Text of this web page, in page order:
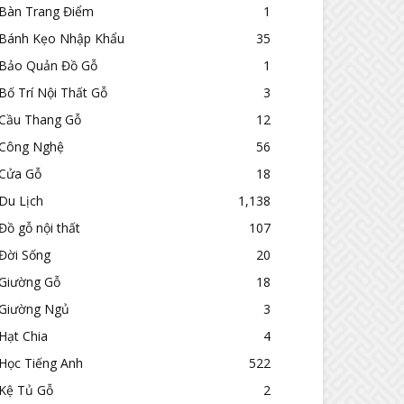
Trang Điểm
1
Kẹo Nhập Khẩu
35
Quản Đồ Gỗ
1
Trí Nội Thất Gỗ
3
Thang Gỗ
12
Nghệ
56
Gỗ
18
Lịch
1,138
gỗ nội thất
107
Sống
20
Gỗ
18
Ngủ
3
Chia
4
Tiếng Anh
522
Tủ Gỗ
2